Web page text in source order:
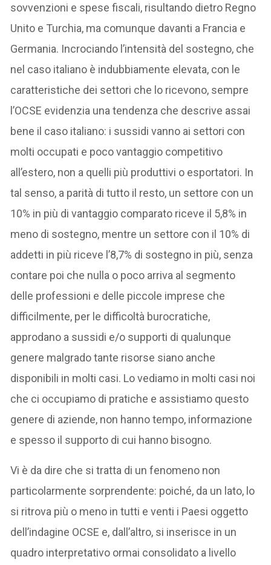
sovvenzioni e spese fiscali, risultando dietro Regno
Unito e Turchia, ma comunque davanti a Francia e
Germania. Incrociando l’intensità del sostegno, che
nel caso italiano è indubbiamente elevata, con le
caratteristiche dei settori che lo ricevono, sempre
l’OCSE evidenzia una tendenza che descrive assai
bene il caso italiano: i sussidi vanno ai settori con
molti occupati e poco vantaggio competitivo
all’estero, non a quelli più produttivi o esportatori. In
tal senso, a parità di tutto il resto, un settore con un
10% in più di vantaggio comparato riceve il 5,8% in
meno di sostegno, mentre un settore con il 10% di
addetti in più riceve l’8,7% di sostegno in più, senza
contare poi che nulla o poco arriva al segmento
delle professioni e delle piccole imprese che
difficilmente, per le difficoltà burocratiche,
approdano a sussidi e/o supporti di qualunque
genere malgrado tante risorse siano anche
disponibili in molti casi. Lo vediamo in molti casi noi
che ci occupiamo di pratiche e assistiamo questo
genere di aziende, non hanno tempo, informazione
e spesso il supporto di cui hanno bisogno.
Vi è da dire che si tratta di un fenomeno non
particolarmente sorprendente: poiché, da un lato, lo
si ritrova più o meno in tutti e venti i Paesi oggetto
dell’indagine OCSE e, dall’altro, si inserisce in un
quadro interpretativo ormai consolidato a livello